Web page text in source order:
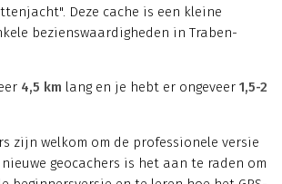
Deze cache is een kleine
bezienswaardigheden in Traben-
4,5 km lang en je hebt er ongeveer 1,5-2
zijn welkom om de professionele versie
geocachers is het aan te raden om